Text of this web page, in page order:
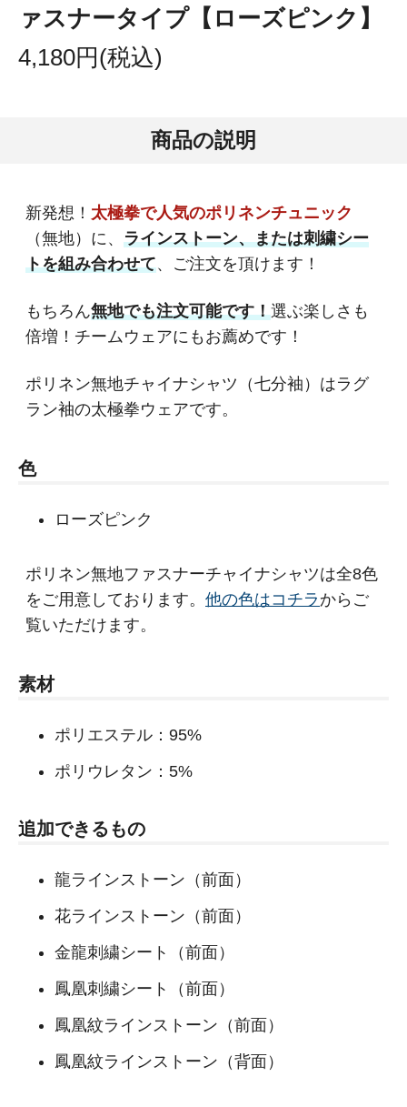
ァスナータイプ【ローズピンク】
4,180円(税込)
商品の説明
新発想！ 太極拳で人気のポリネンチュニック
（無地）に、 ラインストーン、または刺繍シー
トを組み合わせて、ご注文を頂けます！
もちろん無地でも注文可能です！選ぶ楽しさも
倍増！チームウェアにもお薦めです！
ポリネン無地チャイナシャツ（七分袖）はラグ
ラン袖の太極拳ウェアです。
色
ローズピンク
ポリネン無地ファスナーチャイナシャツは全8色
をご用意しております。 他の色はコチラからご
覧いただけます。
素材
ポリエステル：95%
ポリウレタン：5%
追加できるもの
龍ラインストーン（前面）
花ラインストーン（前面）
金龍刺繍シート（前面）
鳳凰刺繍シート（前面）
鳳凰紋ラインストーン（前面）
鳳凰紋ラインストーン（背面）